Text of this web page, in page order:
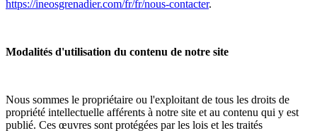
https://ineosgrenadier.com/fr/fr/nous-contacter.
Modalités d'utilisation du contenu de notre site
Nous sommes le propriétaire ou l'exploitant de tous les droits de
propriété intellectuelle afférents à notre site et au contenu qui y est
publié. Ces œuvres sont protégées par les lois et les traités